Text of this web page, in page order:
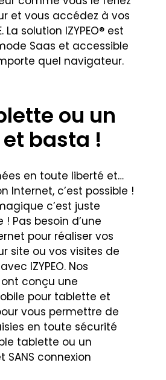
et vous accédez à vos
La solution IZYPEO® est
Saas et accessible
quel navigateur.
ou un
basta !
en toute liberté et…
Internet, c’est possible !
c’est juste
Pas besoin d’une
pour réaliser vos
site ou vos visites de
IZYPEO. Nos
conçu une
pour tablette et
vous permettre de
en toute sécurité
tablette ou un
connexion